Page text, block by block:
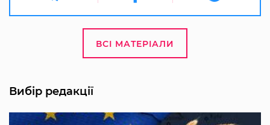
ВСІ МАТЕРІАЛИ
Вибір редакції